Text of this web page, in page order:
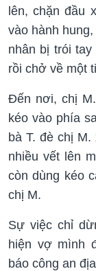
lên, chặn đầu
vào hành
nhân bị trói
rồi chở về một
Đến nơi, chị
kéo vào phía
bà T. đè chị
nhiều vết lên
còn dùng kéo
chị M.
Sự việc chỉ
hiện vợ mình
báo công an